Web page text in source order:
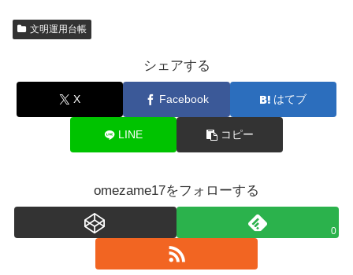
文明運用台帳
シェアする
X Facebook はてブ
LINE コピー
omezame17をフォローする
0